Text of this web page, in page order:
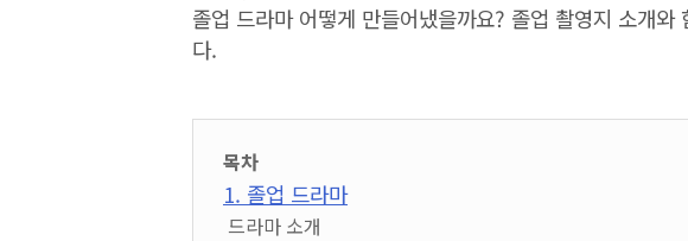
졸업 드라마 어떻게 만들어냈을까요? 졸업 촬영지 소개와
다.
목차
1. 졸업 드라마
드라마 소개